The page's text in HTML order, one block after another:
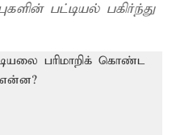
பட்டியல் பகிர்ந்து